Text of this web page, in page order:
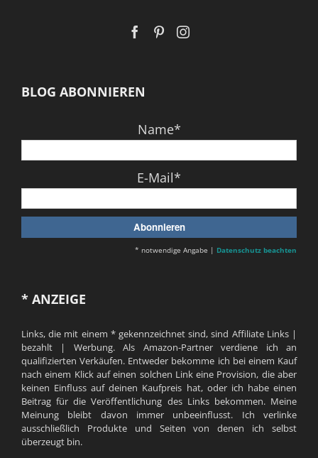
BLOG ABONNIEREN
Name*
E-Mail*
* notwendige Angabe | Datenschutz beachten
* ANZEIGE
Links, die mit einem * gekennzeichnet sind, sind Affiliate Links |
bezahlt | Werbung. Als Amazon-Partner verdiene ich an
qualifizierten Verkäufen. Entweder bekomme ich bei einem Kauf
nach einem Klick auf einen solchen Link eine Provision, die aber
keinen Einfluss auf deinen Kaufpreis hat, oder ich habe einen
Beitrag für die Veröffentlichung des Links bekommen. Meine
Meinung bleibt davon immer unbeeinflusst. Ich verlinke
ausschließlich Produkte und Seiten von denen ich selbst
überzeugt bin.